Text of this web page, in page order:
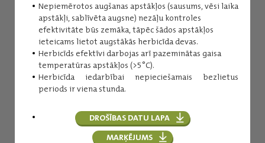
Nepiemērotos augšanas apstākļos (sausums, vēsi laika
apstākļi, sablīvēta augsne) nezāļu kontroles
efektivitāte būs zemāka, tāpēc šādos apstākļos
ieteicams lietot augstākās herbicīda devas.
Herbicīds efektīvi darbojas arī pazeminātas gaisa
temperatūras apstākļos (>5°C).
Herbicīda iedarbībai nepieciešamais bezlietus
periods ir viena stunda.
DROŠĪBAS DATU LAPA
MARĶĒJUMS
AGRONOMI - REĢIONĀLIE MENEDŽERI
SAZINIES